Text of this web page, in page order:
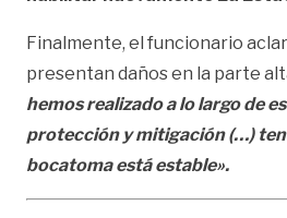
Finalmente, el funcionario
presentan daños en la parte
hemos realizado a lo largo de
protección y mitigación (…)
bocatoma está estable».